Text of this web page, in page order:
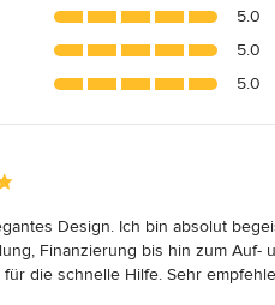
5.0
5.0
5.0
Bewertung: 5 von 5 Sternen
Design. Ich bin absolut
Finanzierung bis hin zum Auf-
für die schnelle Hilfe. Sehr